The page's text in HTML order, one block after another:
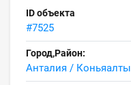
ID объекта
#7525
Город,Район:
Анталия / Коньяалты